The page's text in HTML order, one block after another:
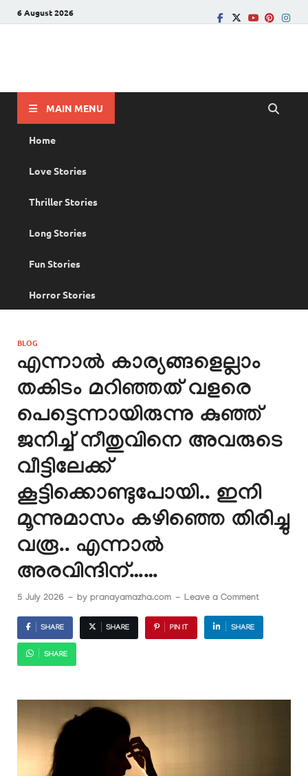
6 August 2026
MAIN MENU
Home
Love Stories
Thriller Stories
Long Stories
Fun Stories
Horror Stories
BLOG
എന്നാൽ കാര്യങ്ങളെല്ലാം
തകിടം മറിഞ്ഞത് വളരെ
പെട്ടെന്നായിരുന്നു കുഞ്ഞ്
ജനിച്ച് നീതുവിനെ അവരുടെ
വീട്ടിലേക്ക്
കൂട്ടിക്കൊണ്ടുപോയി.. ഇനി
മൂന്നുമാസം കഴിഞ്ഞെ തിരിച്ചു
വരൂ.. എന്നാൽ
അരവിന്ദിന്……
5 July 2026 - by pranayamazha.com - Leave a Comment
SHARE SHARE PIN IT SHARE
SHARE